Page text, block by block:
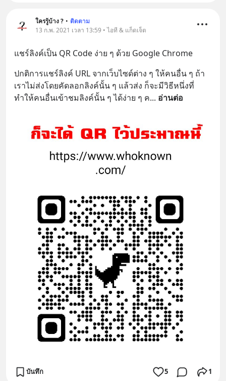
ใครรู้บ้าง ? • ติดตาม
13 ก.พ. 2021 เวลา 13:59 • ไอที & แก็ดเจ็ต
แชร์ลิงค์เป็น QR Code ง่าย ๆ ด้วย Google Chrome
ปกติการแชร์ลิงค์ URL จากเว็บไซด์ต่าง ๆ ให้คนอื่น ๆ ถ้า
เราไม่ส่งโดยคัดลอกลิงค์นั้น ๆ แล้วส่ง ก็จะมีวิธีหนึ่งที่
ทำให้คนอื่นเข้าชมลิงค์นั้น ๆ ได้ง่าย ๆ ค... อ่านต่อ
บันทึก 5 1